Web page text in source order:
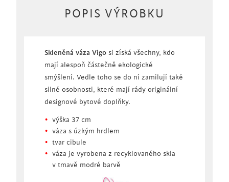
POPIS VÝROBKU
Skleněná váza Vigo si získá všechny, kdo
mají alespoň částečně ekologické
smýšlení. Vedle toho se do ní zamilují také
silné osobnosti, které mají rády originální
designové bytové doplňky.
výška 37 cm
váza s úzkým hrdlem
tvar cibule
váza je vyrobena z recyklovaného skla
v tmavě modré barvě